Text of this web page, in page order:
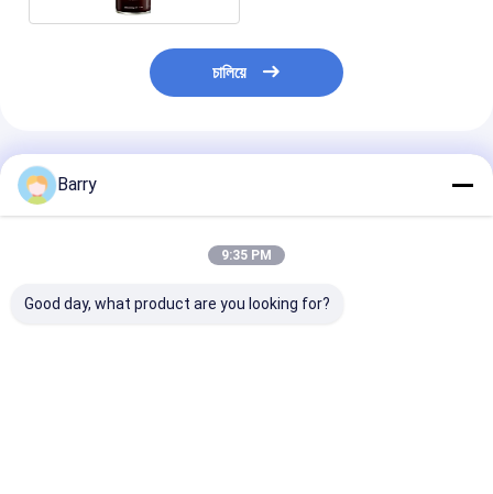
চালিয়ে
প্রস্তাবিত পণ্য
Barry
9:35 PM
Good day, what product are you looking for?